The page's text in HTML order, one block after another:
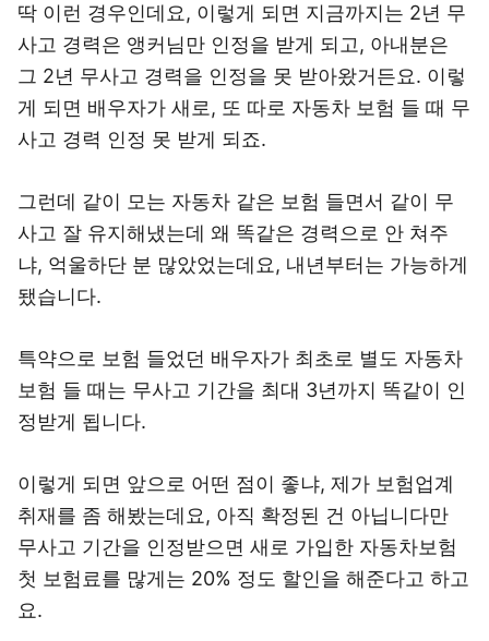
딱 이런 경우인데요, 이렇게 되면 지금까지는 2년 무
사고 경력은 앵커님만 인정을 받게 되고, 아내분은
그 2년 무사고 경력을 인정을 못 받아왔거든요. 이렇
게 되면 배우자가 새로, 또 따로 자동차 보험 들 때 무
사고 경력 인정 못 받게 되죠.
그런데 같이 모는 자동차 같은 보험 들면서 같이 무
사고 잘 유지해냈는데 왜 똑같은 경력으로 안 쳐주
냐, 억울하단 분 많았었는데요, 내년부터는 가능하게
됐습니다.
특약으로 보험 들었던 배우자가 최초로 별도 자동차
보험 들 때는 무사고 기간을 최대 3년까지 똑같이 인
정받게 됩니다.
이렇게 되면 앞으로 어떤 점이 좋냐, 제가 보험업계
취재를 좀 해봤는데요, 아직 확정된 건 아닙니다만
무사고 기간을 인정받으면 새로 가입한 자동차보험
첫 보험료를 많게는 20% 정도 할인을 해준다고 하고
요.